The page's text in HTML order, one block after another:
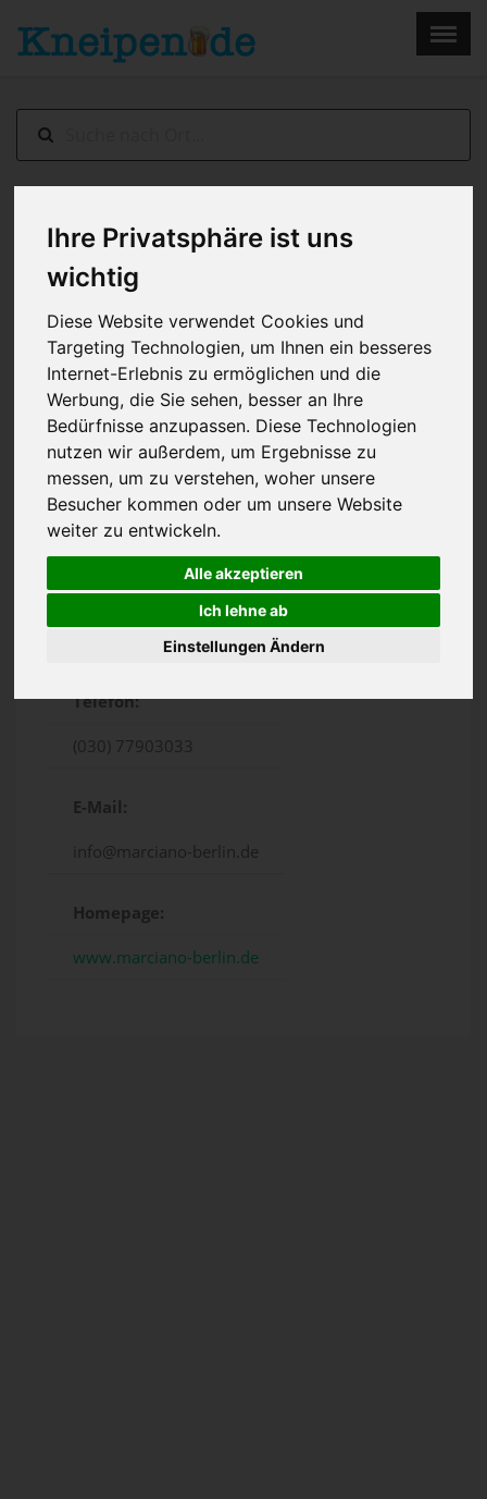
Ihre Privatsphäre ist uns
wichtig
Diese Website verwendet Cookies und
Targeting Technologien, um Ihnen ein besseres
Internet-Erlebnis zu ermöglichen und die
Werbung, die Sie sehen, besser an Ihre
Bedürfnisse anzupassen. Diese Technologien
nutzen wir außerdem, um Ergebnisse zu
messen, um zu verstehen, woher unsere
Besucher kommen oder um unsere Website
weiter zu entwickeln.
Alle akzeptieren
Ich lehne ab
Einstellungen Ändern
Berlin> Marciano
Urbanstraße 34, Berlin
Telefon:
(030) 77903033
E-Mail:
info@marciano-berlin.de
Homepage:
www.marciano-berlin.de
Menu ×
Impressum